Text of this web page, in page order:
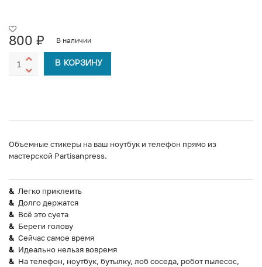
800 ₽ В наличии
В КОРЗИНУ
Объемные стикеры на ваш ноутбук и телефон прямо из
мастерской Partisanpress.
Легко приклеить
Долго держатся
Всё это суета
Береги голову
Сейчас самое время
Идеально нельзя вовремя
На телефон, ноутбук, бутылку, лоб соседа, робот пылесос,